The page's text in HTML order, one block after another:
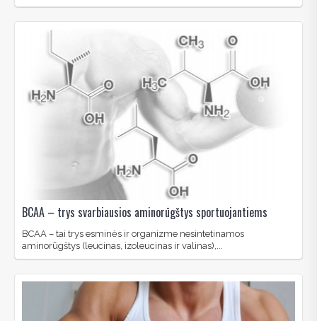
BCAA – trys svarbiausios aminorūgštys sportuojantiems
BCAA – tai trys esminės ir organizme nesintetinamos
aminorūgštys (leucinas, izoleucinas ir valinas),...